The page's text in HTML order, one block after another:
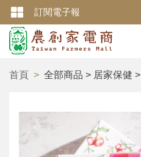
訂閱電子報
首頁 全部商品 > 居家保健 >